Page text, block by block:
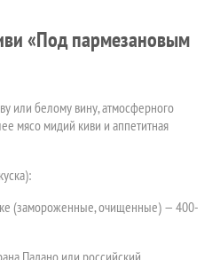
«Под пармезановым
или белому вину, атмосферного
мясо мидий киви и аппетитная
(замороженные, очищенные) — 400-
Падано или российский